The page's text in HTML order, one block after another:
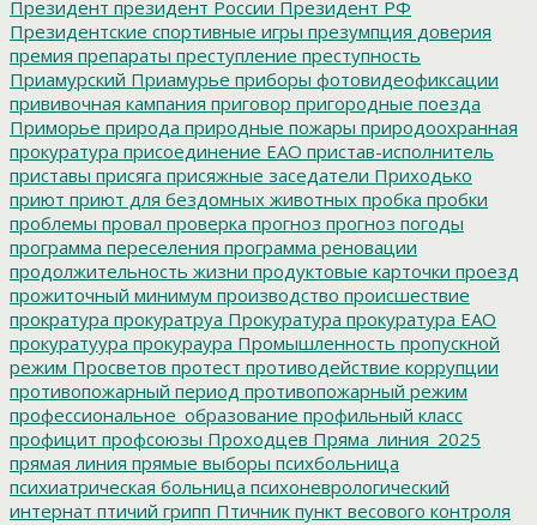
Президент президент России Президент РФ
Президентские спортивные игры презумпция доверия
премия препараты преступление преступность
Приамурский Приамурье приборы фотовидеофиксации
прививочная кампания приговор пригородные поезда
Приморье природа природные пожары природоохранная
прокуратура присоединение ЕАО пристав-исполнитель
приставы присяга присяжные заседатели Приходько
приют приют для бездомных животных пробка пробки
проблемы провал проверка прогноз прогноз погоды
программа переселения программа реновации
продолжительность жизни продуктовые карточки проезд
прожиточный минимум производство происшествие
прократура прокуратруа Прокуратура прокуратура ЕАО
прокуратуура прокураура Промышленность пропускной
режим Просветов протест противодействие коррупции
противопожарный период противопожарный режим
профессиональное_образование профильный класс
профицит профсоюзы Проходцев Пряма_линия_2025
прямая линия прямые выборы психбольница
психиатрическая больница психоневрологический
интернат птичий грипп Птичник пункт весового контроля